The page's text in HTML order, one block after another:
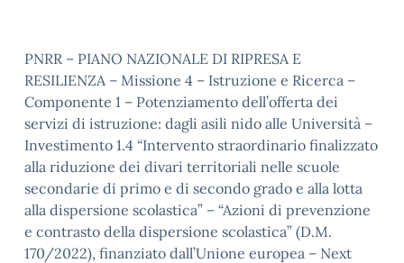
PNRR – PIANO NAZIONALE DI RIPRESA E
RESILIENZA – Missione 4 – Istruzione e Ricerca –
Componente 1 – Potenziamento dell’offerta dei
servizi di istruzione: dagli asili nido alle Università –
Investimento 1.4 “Intervento straordinario finalizzato
alla riduzione dei divari territoriali nelle scuole
secondarie di primo e di secondo grado e alla lotta
alla dispersione scolastica” – “Azioni di prevenzione
e contrasto della dispersione scolastica” (D.M.
170/2022), finanziato dall’Unione europea – Next